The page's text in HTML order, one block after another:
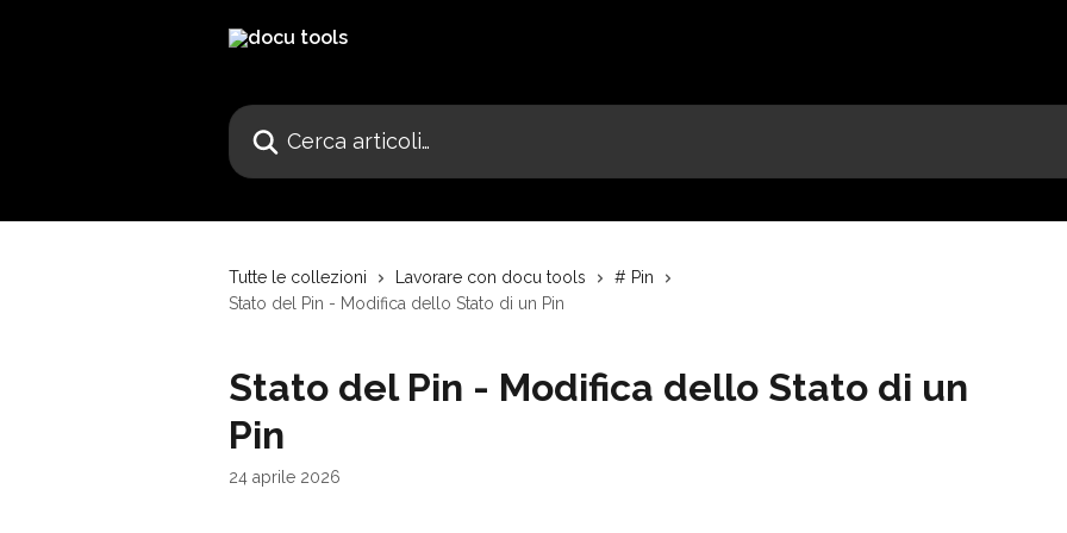
Cerca articoli…
Tutte le collezioni Lavorare con docu tools
# Pin
Stato del Pin - Modifica dello Stato di un Pin
Stato del Pin - Modifica dello Stato di un
Pin
24 aprile 2026